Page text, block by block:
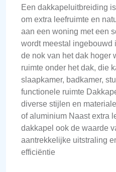
Een dakkapeluitbreiding
om extra leefruimte en
aan een woning met een
wordt meestal ingebouwd
de nok van het dak hoger
ruimte onder het dak, die
slaapkamer, badkamer,
functionele ruimte
diverse stijlen en
of aluminium Naast extra
dakkapel ook de waarde
aantrekkelijke uitstraling
efficiëntie